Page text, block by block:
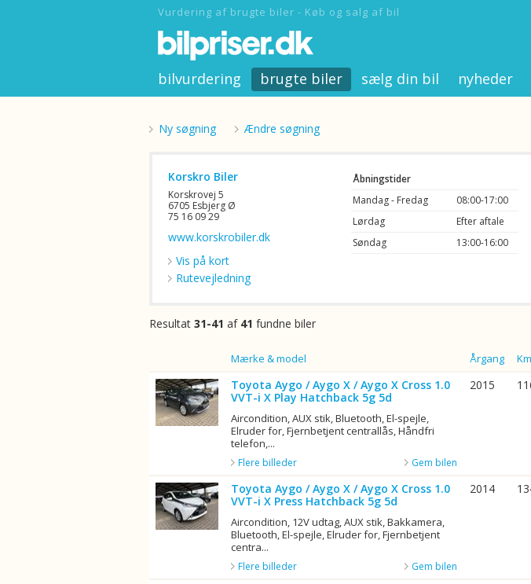
Vurdering af brugte biler - Køb og salg af bil
bilvurdering brugte biler sælg din bil nyheder
Ny søgning Ændre søgning
Korskro Biler
Korskrovej 5
6705 Esbjerg Ø
75 16 09 29
www.korskrobiler.dk
Vis på kort
Rutevejledning
Åbningstider
Mandag - Fredag
08:00-17:00
Lørdag
Efter aftale
Søndag
13:00-16:00
Resultat 31-41 af 41 fundne biler
Mærke & model Årgang
Toyota Aygo / Aygo X / Aygo X Cross 1.0
VVT-i X Play Hatchback 5g 5d
Aircondition, AUX stik, Bluetooth, El-spejle,
Elruder for, Fjernbetjent centrallås, Håndfri
telefon,...
Gem bilen
Flere billeder
2015
Toyota Aygo / Aygo X / Aygo X Cross 1.0
VVT-i X Press Hatchback 5g 5d
Aircondition, 12V udtag, AUX stik, Bakkamera,
Bluetooth, El-spejle, Elruder for, Fjernbetjent
centra...
Gem bilen
Flere billeder
2014